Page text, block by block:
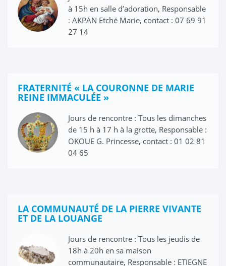
à 15h en salle d’adoration, Responsable
: AKPAN Etché Marie, contact : 07 69 91
27 14
FRATERNITÉ « LA COURONNE DE MARIE
REINE IMMACULÉE »
Jours de rencontre : Tous les dimanches
de 15 h à 17 h à la grotte, Responsable :
OKOUE G. Princesse, contact : 01 02 81
04 65
LA COMMUNAUTÉ DE LA PIERRE VIVANTE
ET DE LA LOUANGE
Jours de rencontre : Tous les jeudis de
18h à 20h en sa maison
communautaire, Responsable : ETIEGNE